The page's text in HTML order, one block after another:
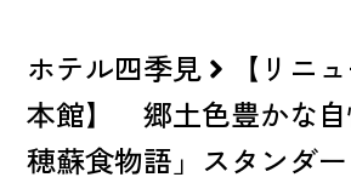
ホテル四季見
【リニ
本館】 郷土色豊かな自
穂蘇食物語」スタンダ